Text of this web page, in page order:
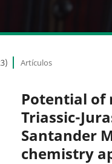
Artículos
Potential
Triassic-
Santander
chemistry